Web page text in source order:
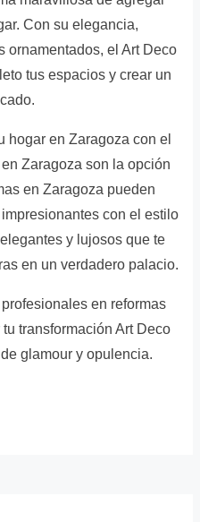
Con su elegancia,
ornamentados, el Art Deco
tus espacios y crear un
hogar en Zaragoza con el
Zaragoza son la opción
en Zaragoza pueden
con el estilo
y lujosos que te
en un verdadero palacio.
en reformas
transformación Art Deco
glamour y opulencia.